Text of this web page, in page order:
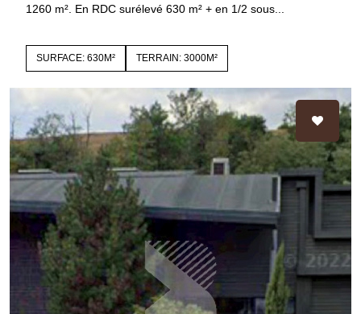
1260 m². En RDC surélevé 630 m² + en 1/2 sous...
SURFACE: 630M² TERRAIN: 3000M²